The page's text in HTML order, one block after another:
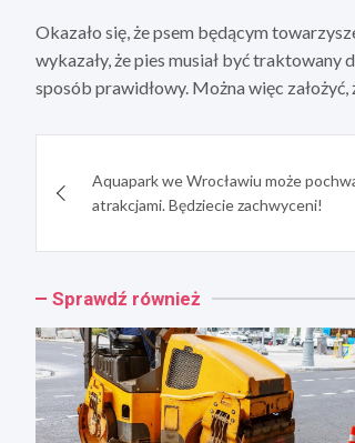
Okazało się, że psem będącym
wykazały, że pies musiał być
sposób prawidłowy. Można więc
wpisuAquapark we Wrocławiu może
atrakcjami. Będziecie zachwyceni!
Sprawdź również